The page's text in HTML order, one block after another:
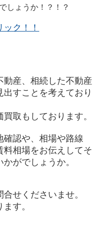
しょうか！？！？
ック！！
産、相続した不動産
すことを考えており
取もしております。
確認や、相場や路線
相場をお伝えしてそ
がでしょうか。
せくださいませ。
す。